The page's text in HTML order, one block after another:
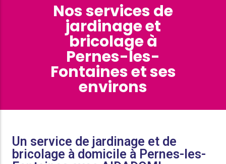
Nos services de
jardinage et
bricolage à
Pernes-les-
Fontaines et ses
environs
Un service de jardinage et de
bricolage à domicile à Pernes-les-